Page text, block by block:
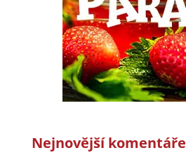
Nejnovější komentáře